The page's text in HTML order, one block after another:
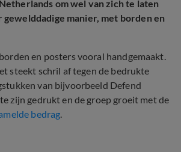
om wel van zich te laten
gewelddadige manier, met borden en
en posters vooral handgemaakt.
steekt schril af tegen de bedrukte
van bijvoorbeeld Defend
zijn gedrukt en de groep groeit met de
bedrag.